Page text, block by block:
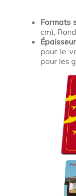
Formats
cm),
pour le
pour les